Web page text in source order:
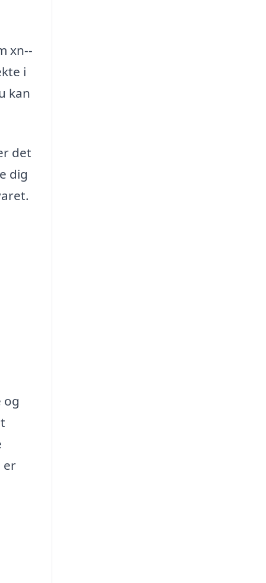
xn--
i
kan
det
dig
og
er